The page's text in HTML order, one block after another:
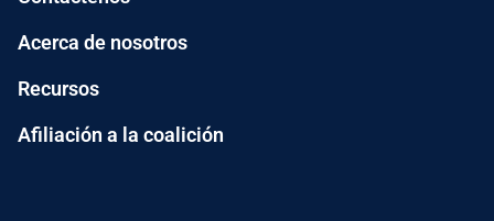
Acerca de nosotros
Recursos
Afiliación a la coalición